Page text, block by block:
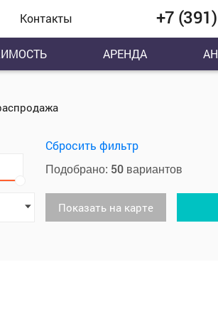
Контакты +7
АРЕНДА
Сбросить фильтр
Подобрано: 50вариантов
Показать на карте